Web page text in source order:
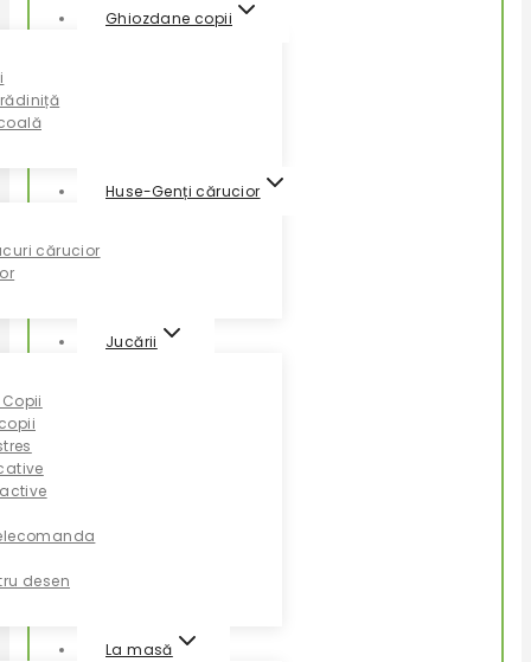
Ghiozdane copii
Huse-Genți cărucior
cărucior
Jucării
desen
La masă